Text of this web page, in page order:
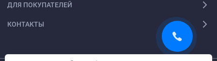
ДЛЯ ПОКУПАТЕЛЕЙ
КОНТАКТЫ